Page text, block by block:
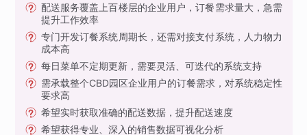
配送服务覆盖上百楼层的企业用户，订餐需求量大，急需
提升工作效率
专门开发订餐系统周期长，还需对接支付系统，人力物力
成本高
每日菜单不定期更新，需要灵活、可迭代的系统支持
需承载整个CBD园区企业用户的订餐需求，对系统稳定性
要求高
希望实时获取准确的配送数据，提升配送速度
希望获得专业、深入的销售数据可视化分析